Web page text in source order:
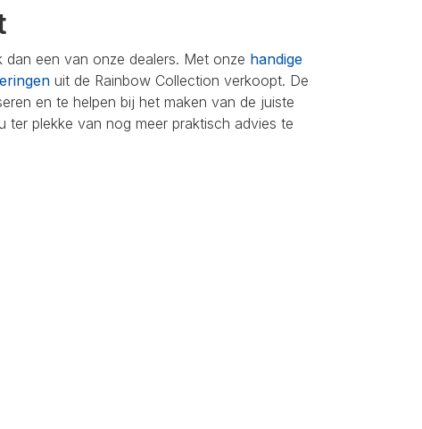
een van onze dealers. Met onze handige
uit de Rainbow Collection verkoopt. De
en te helpen bij het maken van de juiste
ter plekke van nog meer praktisch advies te